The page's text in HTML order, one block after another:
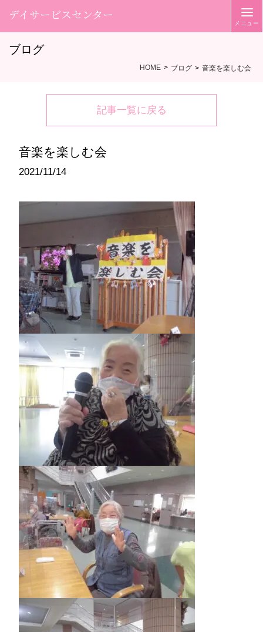
デイサービスセンター
ブログ
HOME ブログ 音楽を楽しむ会
記事一覧に戻る
音楽を楽しむ会
2021/11/14